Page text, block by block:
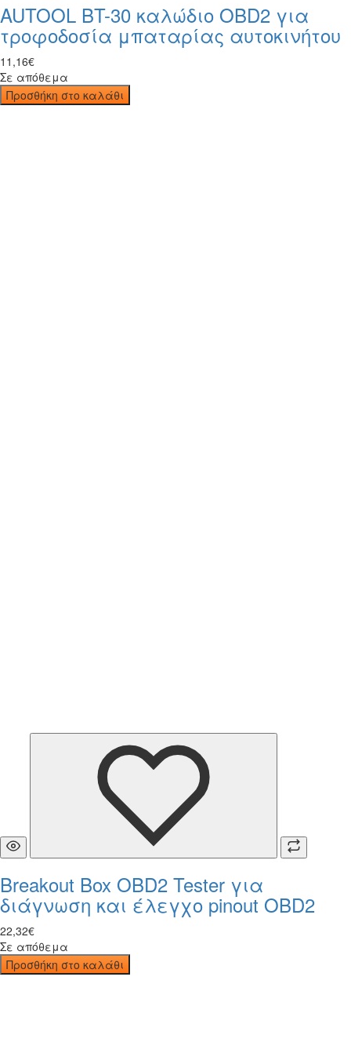
AUTOOL BT-30 καλώδιο OBD2 για
τροφοδοσία μπαταρίας αυτοκινήτου
11 ,16€
Σε απόθεμα
Προσθήκη στο καλάθι
Breakout Box OBD2 Tester για
διάγνωση και έλεγχο pinout OBD2
22,32€
Σε απόθεμα
Προσθήκη στο καλάθι